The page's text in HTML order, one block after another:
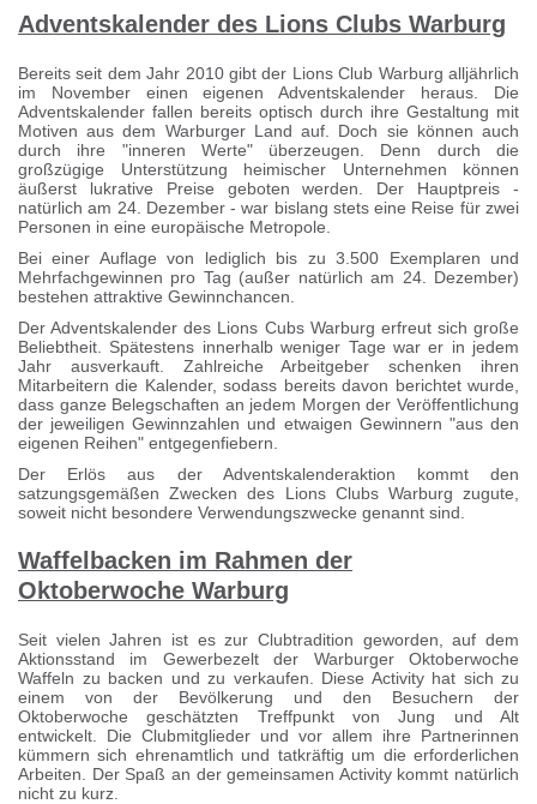
Adventskalender des Lions Clubs Warburg
Bereits seit dem Jahr 2010 gibt der Lions Club Warburg alljährlich
im November einen eigenen Adventskalender heraus. Die
Adventskalender fallen bereits optisch durch ihre Gestaltung mit
Motiven aus dem Warburger Land auf. Doch sie können auch
durch ihre "inneren Werte" überzeugen. Denn durch die
großzügige Unterstützung heimischer Unternehmen können
äußerst lukrative Preise geboten werden. Der Hauptpreis -
natürlich am 24. Dezember - war bislang stets eine Reise für zwei
Personen in eine europäische Metropole.
Bei einer Auflage von lediglich bis zu 3.500 Exemplaren und
Mehrfachgewinnen pro Tag (außer natürlich am 24. Dezember)
bestehen attraktive Gewinnchancen.
Der Adventskalender des Lions Cubs Warburg erfreut sich große
Beliebtheit. Spätestens innerhalb weniger Tage war er in jedem
Jahr ausverkauft. Zahlreiche Arbeitgeber schenken ihren
Mitarbeitern die Kalender, sodass bereits davon berichtet wurde,
dass ganze Belegschaften an jedem Morgen der Veröffentlichung
der jeweiligen Gewinnzahlen und etwaigen Gewinnern "aus den
eigenen Reihen" entgegenfiebern.
Der Erlös aus der Adventskalenderaktion kommt den
satzungsgemäßen Zwecken des Lions Clubs Warburg zugute,
soweit nicht besondere Verwendungszwecke genannt sind.
Waffelbacken im Rahmen der
Oktoberwoche Warburg
Seit vielen Jahren ist es zur Clubtradition geworden, auf dem
Aktionsstand im Gewerbezelt der Warburger Oktoberwoche
Waffeln zu backen und zu verkaufen. Diese Activity hat sich zu
einem von der Bevölkerung und den Besuchern der
Oktoberwoche geschätzten Treffpunkt von Jung und Alt
entwickelt. Die Clubmitglieder und vor allem ihre Partnerinnen
kümmern sich ehrenamtlich und tatkräftig um die erforderlichen
Arbeiten. Der Spaß an der gemeinsamen Activity kommt natürlich
nicht zu kurz.